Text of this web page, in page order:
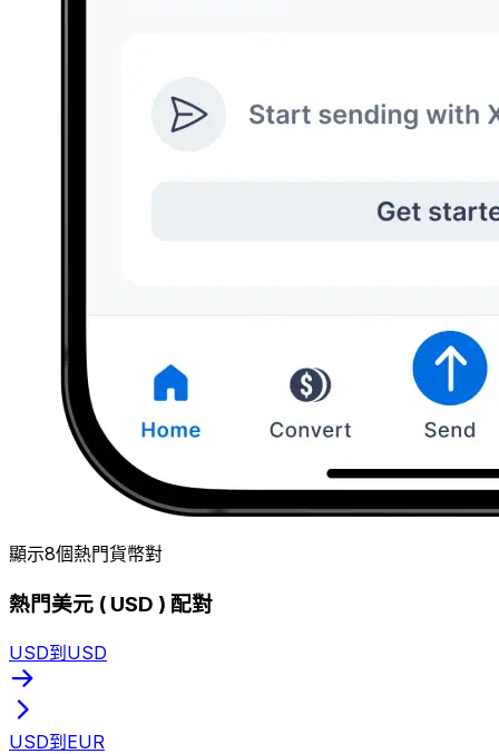
顯示8個熱門貨幣對
熱門美元 ( USD ) 配對
USD到USD
USD到EUR